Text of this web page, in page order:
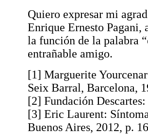
Quiero expresar mi
Enrique Ernesto Pagani,
la función de la palabra
entrañable amigo.
[1] Marguerite
Seix Barral, Barcelona,
[2] Fundación
[3] Eric Laurent:
Buenos Aires, 2012, p.